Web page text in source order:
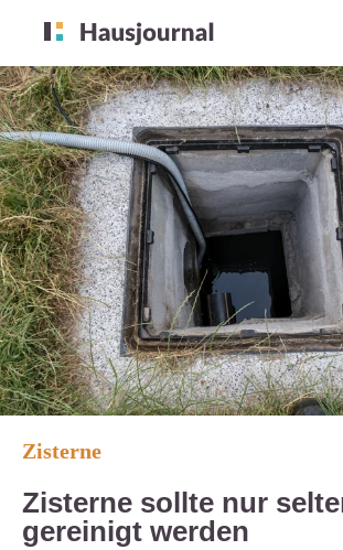
Zisterne
Zisterne sollte nur
gereinigt werden